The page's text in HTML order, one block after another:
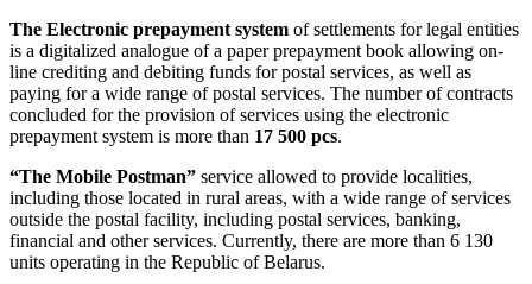
The Electronic prepayment system of settlements for legal entities
is a digitalized analogue of a paper prepayment book allowing on-
line crediting and debiting funds for postal services, as well as
paying for a wide range of postal services. The number of contracts
concluded for the provision of services using the electronic
prepayment system is more than 17 500 pcs.
“The Mobile Postman” service allowed to provide localities,
including those located in rural areas, with a wide range of services
outside the postal facility, including postal services, banking,
financial and other services. Currently, there are more than 6 130
units operating in the Republic of Belarus.